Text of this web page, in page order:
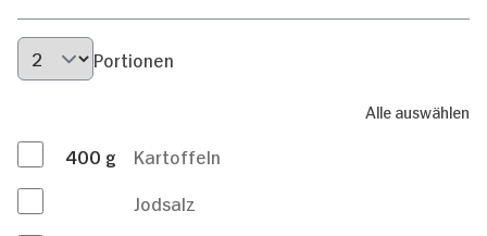
Portionen
Alle auswählen
400 g
Kartoffeln
Jodsalz